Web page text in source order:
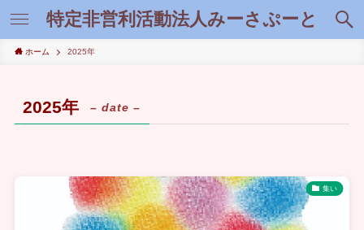
特定非営利活動法人みーさぷーと
ホーム 2025年
2025年 – date –
集い